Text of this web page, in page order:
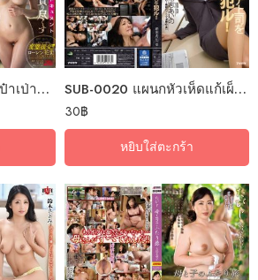
SUB-0019 ขัดสนเรียกป๋าเป่าคาถาสายซัพพอร์ท SUB-0020 แผนกหัวเห็ดแก้เผ็ดผู้จัดการโหด
30฿
หยิบใส่ตะกร้า